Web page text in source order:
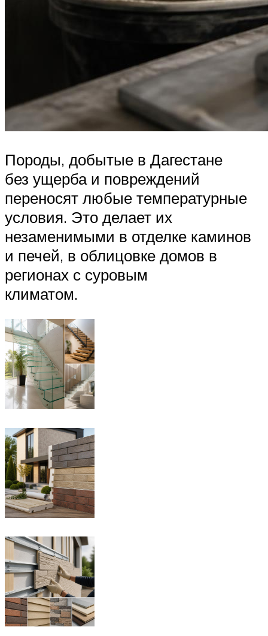
Породы, добытые в Дагестане
без ущерба и повреждений
переносят любые температурные
условия. Это делает их
незаменимыми в отделке каминов
и печей, в облицовке домов в
регионах с суровым
климатом.